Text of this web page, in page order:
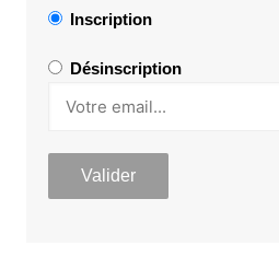
Inscription
Désinscription